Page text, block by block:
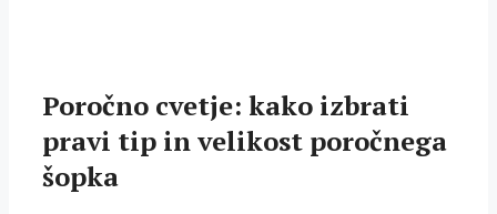
Poročno cvetje: kako izbrati
pravi tip in velikost poročnega
šopka